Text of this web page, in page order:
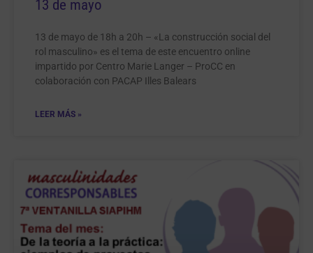
13 de mayo
13 de mayo de 18h a 20h – «La construcción social del
rol masculino» es el tema de este encuentro online
impartido por Centro Marie Langer – ProCC en
colaboración con PACAP Illes Balears
LEER MÁS »